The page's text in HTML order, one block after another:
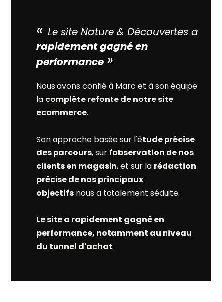
« Le site Nature & Découvertes a
rapidement gagné en
performance »
Nous avons confié à Marc et à son équipe
la complète refonte de notre site
ecommerce.
Son approche basée sur l'étude précise
des parcours, sur l'observation de nos
clients en magasin, et sur la rédaction
précise de nos principaux
objectifs nous a totalement séduite.
Le site a rapidement gagné en
performance, notamment au niveau
du tunnel d'achat.